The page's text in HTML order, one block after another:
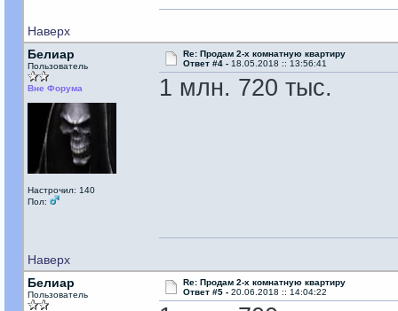
Наверх
Белиар
Пользователь
Вне Форума
Настрочил: 140
Пол:
Re: Продам 2-х комнатную квартиру
Ответ #4 - 18.05.2018 :: 13:56:41
1 млн. 720 тыс.
Наверх
Белиар
Пользователь
Re: Продам 2-х комнатную квартиру
Ответ #5 - 20.06.2018 :: 14:04:22